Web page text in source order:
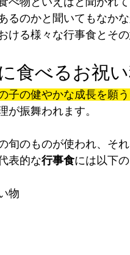
るのかと聞いてもなか
ける様々な行事食とその
食べるお祝
子の健やかな成長を願
が振舞われます。
旬のものが使われ、そ
表的な行事食には以下
物